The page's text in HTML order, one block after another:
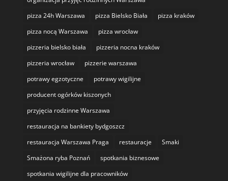
pizza 24h Warszawa
pizza Bielsko Biała
pizza kraków
pizza nocą Warszawa
pizza wrocław
pizzeria bielsko biała
pizzeria nocna kraków
pizzeria wrocław
pizzerie warszawa
potrawy egzotyczne
potrawy wigilijne
producent ogórków kiszonych
przyjęcia rodzinne Warszawa
restauracja na bankiety bydgoszcz
restauracja Warszawa Praga
restauracje
Smaki
Smażona ryba Poznań
spotkania biznesowe
spotkania wigilijne dla pracowników